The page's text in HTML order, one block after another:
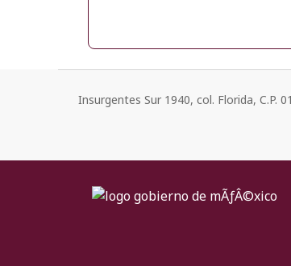
Insurgentes Sur 1940, col. Florida, C.P.